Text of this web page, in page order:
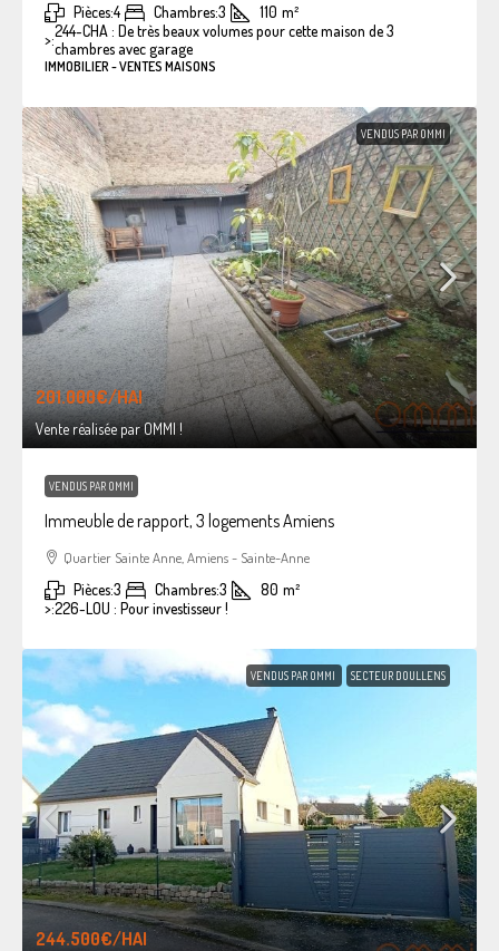
Pièces:4 Chambres:3 110 m²
>:244-CHA : De très beaux volumes pour cette maison de 3
chambres avec garage
IMMOBILIER - VENTES MAISONS
VENDUS PAR OMMI
201.000€/HAI
Vente réalisée par OMMI !
VENDUS PAR OMMI
Immeuble de rapport, 3 logements Amiens
Quartier Sainte Anne, Amiens - Sainte-Anne
Pièces:3 Chambres:3 80 m²
>:226-LOU : Pour investisseur !
VENDUS PAR OMMI SECTEUR DOULLENS
244.500€/HAI